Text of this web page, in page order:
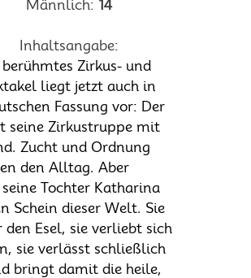
Männlich: 14
Inhaltsangabe:
Zirkus- und
liegt jetzt auch in
Fassung vor: Der
seine Zirkustruppe mit
Zucht und Ordnung
den Alltag. Aber
Tochter Katharina
Schein dieser Welt. Sie
Esel, sie verliebt sich
sie verlässt schließlich
bringt damit die heile,